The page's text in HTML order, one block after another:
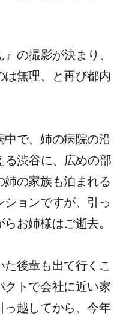
の撮影が決まり、
無理、と再び都内
中で、姉の病院の沿
る渋谷に、広めの部
姉の家族も泊まれる
ションですが、引っ
お姉様はご逝去。
後輩も出て行くこ
クトで会社に近い家
っ越してから、今年